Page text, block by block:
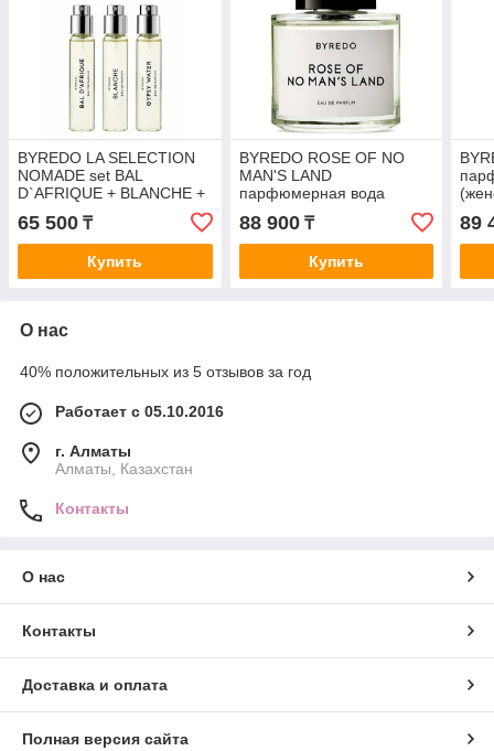
BYREDO LA SELECTION
NOMADE set BAL
D`AFRIQUE + BLANCHE +
GYPSY WATER
парфюмерная вода
(женские) 3*12ml
65 500 ₸
Купить
BYREDO ROSE OF NO
MAN'S LAND
парфюмерная вода
(женские) 50ml
88 900₸
Купить
89
О нас
40% положительных из 5 отзывов за год
Работает с 05.10.2016
г. Алматы
Алматы, Казахстан
Контакты
О нас
Контакты
Доставка и оплата
Полная версия сайта